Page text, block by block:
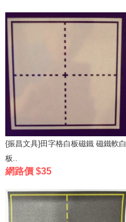
{振昌文具}田字格白板磁鐵 磁鐵軟白
板..
網路價 $35